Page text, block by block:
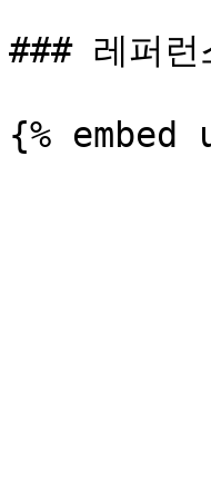
### 레퍼런